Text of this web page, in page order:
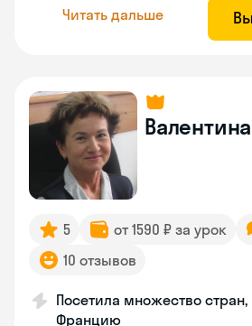
Читать дальше
Валентина
5 от 1590 ₽ за урок
10 отзывов
Посетила множество
Францию